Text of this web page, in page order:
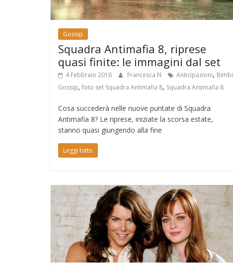
Gossip
Squadra Antimafia 8, riprese
quasi finite: le immagini dal set
4 Febbraio 2016 Francesca N Anticipazioni, Bimbi
Gossip, foto set Squadra Antimafia 8, Squadra Antimafia 8
Cosa succederà nelle nuove puntate di Squadra
Antimafia 8? Le riprese, iniziate la scorsa estate,
stanno quasi giungendo alla fine
Leggi tutto